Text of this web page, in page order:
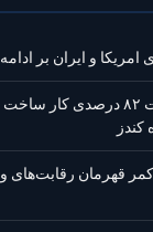
امریکا و ایران بر
پیشرفت ۸۲ درصدی کار
کندز